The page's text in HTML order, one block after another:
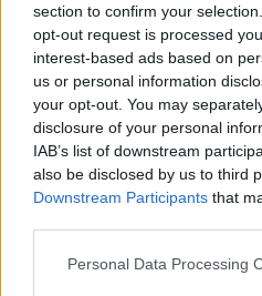
section to confirm your
opt-out request is processed
interest-based ads based on
us or personal information
your opt-out. You may
disclosure of your personal
IAB’s list of downstream
also be disclosed by us to third
Downstream Participants that
Personal Data Processing